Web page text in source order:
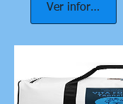
Ver informações